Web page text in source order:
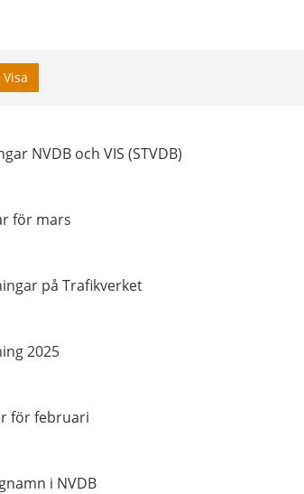
Visa
NVDB och VIS (STVDB)
för mars
på Trafikverket
2025
för februari
i NVDB